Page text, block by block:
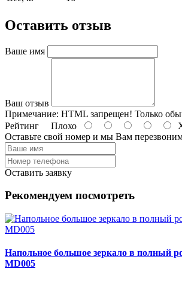
Оставить отзыв
Ваше имя
Ваш отзыв
Примечание: HTML запрещен! Только
Рейтинг Плохо
Оставьте свой номер и мы Вам
Оставить заявку
Рекомендуем посмотреть
Напольное большое зеркало в полный
MD005